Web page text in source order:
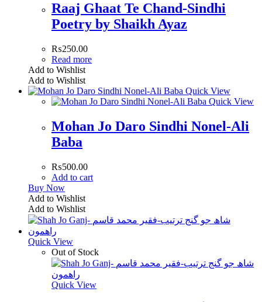
Raaj Ghaat Te Chand-Sindhi
Poetry by Shaikh Ayaz
₨250.00
Read more
Add to Wishlist
Add to Wishlist
Quick View
Quick View
Mohan Jo Daro Sindhi Nonel-Ali
Baba
₨500.00
Add to cart
Buy Now
Add to Wishlist
Add to Wishlist
Quick View
Out of Stock
Quick View